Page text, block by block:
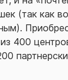
(так как
400